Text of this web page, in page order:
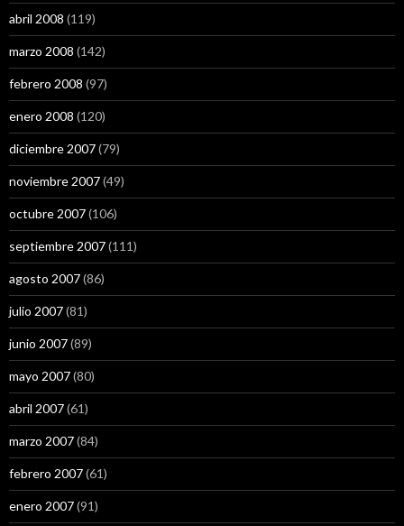
abril 2008 (119)
marzo 2008 (142)
febrero 2008 (97)
enero 2008 (120)
diciembre 2007(79)
noviembre 2007(49)
octubre 2007(106)
septiembre 2007(111)
agosto 2007(86)
julio 2007(81)
junio 2007(89)
mayo 2007(80)
abril 2007(61)
marzo 2007(84)
febrero 2007(61)
enero 2007(91)